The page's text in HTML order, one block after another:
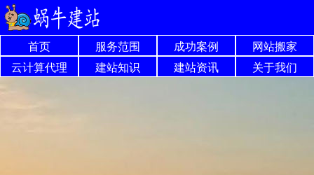
首页 服务范围 成功案例
网站搬家
云计算代理
建站知识 建站资讯 关于我们